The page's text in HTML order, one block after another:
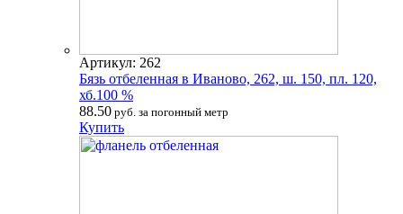
Артикул: 262
Бязь отбеленная в Иваново, 262, ш. 150, пл. 120,
хб.100 %
88.50 руб. за погонный метр
Купить